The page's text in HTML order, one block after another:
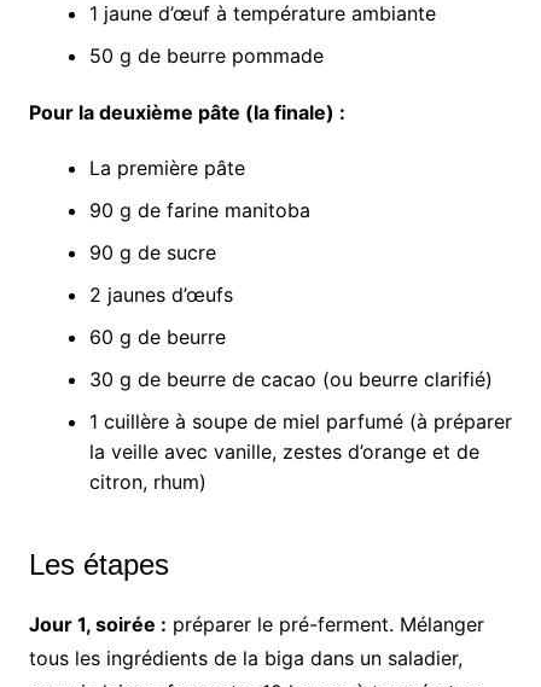
1 jaune d’œuf à température ambiante
50 g de beurre pommade
Pour la deuxième pâte (la finale) :
La première pâte
90 g de farine manitoba
90 g de sucre
2 jaunes d’œufs
60 g de beurre
30 g de beurre de cacao (ou beurre clarifié)
1 cuillère à soupe de miel parfumé (à préparer
la veille avec vanille, zestes d’orange et de
citron, rhum)
Les étapes
Jour 1, soirée : préparer le pré-ferment. Mélanger
tous les ingrédients de la biga dans un saladier,